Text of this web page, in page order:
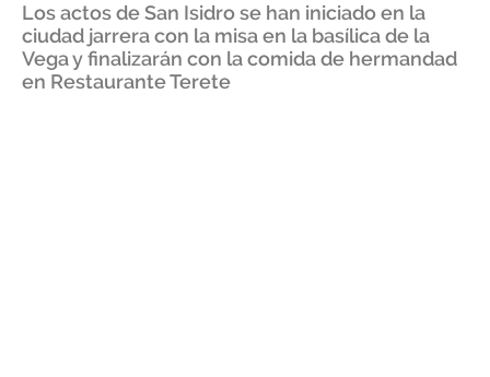
Los actos de San Isidro se han iniciado en la
ciudad jarrera con la misa en la basílica de la
Vega y finalizarán con la comida de hermandad
en Restaurante Terete